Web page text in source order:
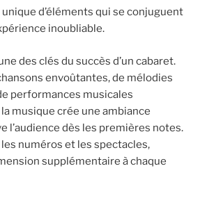
d’éléments qui se conjuguent
inoubliable.
des clés du succès d’un cabaret.
envoûtantes, de mélodies
performances musicales
musique crée une ambiance
l’audience dès les premières notes.
numéros et les spectacles,
supplémentaire à chaque